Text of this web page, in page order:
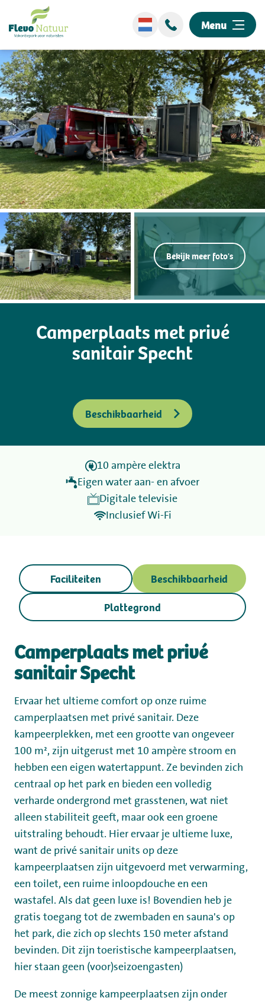
Menu
Wellness
Overnachten
Ontdek ons park
Events
Omgeving
Informatie
Kamperen
Huren
+31 (0) 36 - 522 8880
Gastinformatie
Mijn Flevo Natuur
Bekijk meer foto's
Camperplaats met privé
sanitair Specht
Beschikbaarheid
10 ampère elektra
Eigen water aan- en afvoer
Digitale televisie
Inclusief Wi-Fi
Faciliteiten
Beschikbaarheid
Plattegrond
Camperplaats met privé
sanitair Specht
Ervaar het ultieme comfort op onze ruime
camperplaatsen met privé sanitair. Deze
kampeerplekken, met een grootte van ongeveer
100 m², zijn uitgerust met 10 ampère stroom en
hebben een eigen watertappunt. Ze bevinden zich
centraal op het park en bieden een volledig
verharde ondergrond met grasstenen, wat niet
alleen stabiliteit geeft, maar ook een groene
uitstraling behoudt. Hier ervaar je ultieme luxe,
want de privé sanitair units op deze
kampeerplaatsen zijn uitgevoerd met verwarming,
een toilet, een ruime inloopdouche en een
wastafel. Als dat geen luxe is! Bovendien heb je
gratis toegang tot de zwembaden en sauna's op
het park, die zich op slechts 150 meter afstand
bevinden. Dit zijn toeristische kampeerplaatsen,
hier staan geen (voor)seizoengasten)
De meest zonnige kampeerplaatsen zijn onder